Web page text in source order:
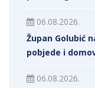
06.08.2026.
Župan Golubić
pobjede i
06.08.2026.